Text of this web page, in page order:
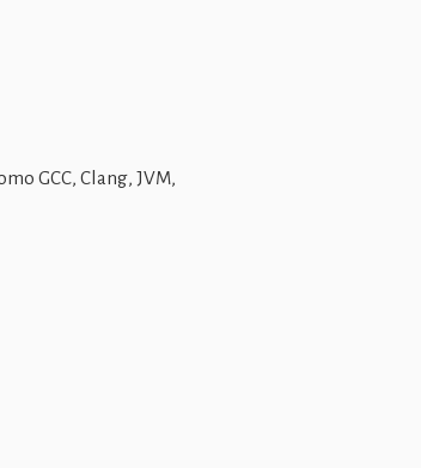
GCC, Clang, JVM,